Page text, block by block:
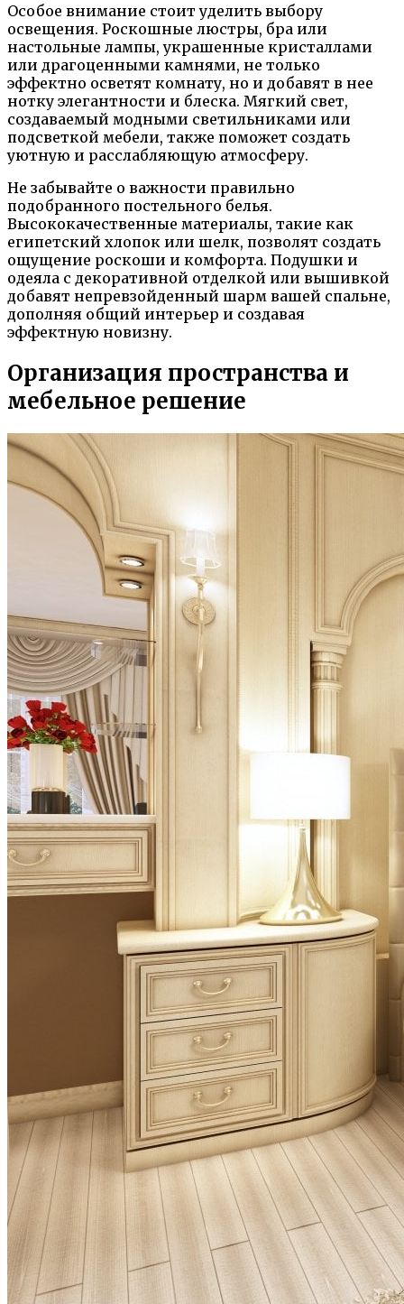
Особое внимание стоит уделить выбору
освещения. Роскошные люстры, бра или
настольные лампы, украшенные кристаллами
или драгоценными камнями, не только
эффектно осветят комнату, но и добавят в нее
нотку элегантности и блеска. Мягкий свет,
создаваемый модными светильниками или
подсветкой мебели, также поможет создать
уютную и расслабляющую атмосферу.
Не забывайте о важности правильно
подобранного постельного белья.
Высококачественные материалы, такие как
египетский хлопок или шелк, позволят создать
ощущение роскоши и комфорта. Подушки и
одеяла с декоративной отделкой или вышивкой
добавят непревзойденный шарм вашей спальне,
дополняя общий интерьер и создавая
эффектную новизну.
Организация пространства и
мебельное решение